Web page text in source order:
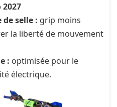
selle : grip moins
la liberté de mouvement
: optimisée pour le
électrique.